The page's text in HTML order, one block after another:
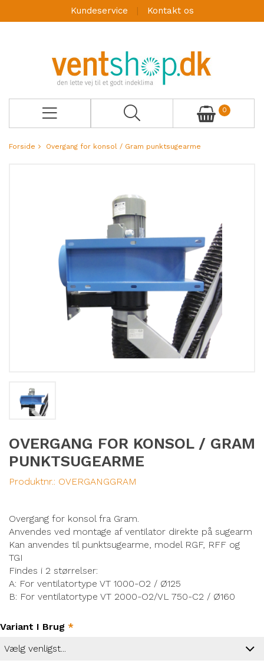
Kundeservice Kontakt os
0
Forside Overgang for konsol / Gram punktsugearme
OVERGANG FOR KONSOL / GRAM
PUNKTSUGEARME
Produktnr.: OVERGANGGRAM
Overgang for konsol fra Gram.
Anvendes ved montage af ventilator direkte på sugearm
Kan anvendes til punktsugearme, model RGF, RFF og
TGI
Findes i 2 størrelser:
A: For ventilatortype VT 1000-O2 / Ø125
B: For ventilatortype VT 2000-O2/VL 750-C2 / Ø160
Variant I Brug *